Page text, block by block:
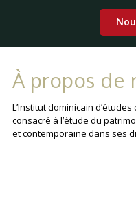
À propos de
L’Institut dominicain
consacré à l’étude du
et contemporaine dans ses